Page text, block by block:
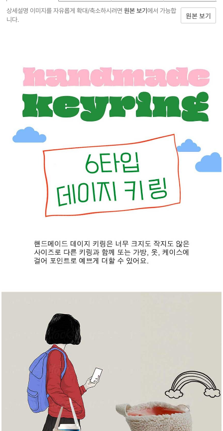
상세설명 이미지를 자유롭게 확대/축소하시려면원본 보기에서 가능합
니다.
원본 보기